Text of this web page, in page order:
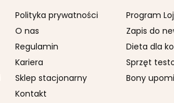
Polityka prywatności
O nas
Regulamin
Kariera
Sklep stacjonarny
Kontakt
Program
Zapis do
Dieta dla
Sprzęt
Bony